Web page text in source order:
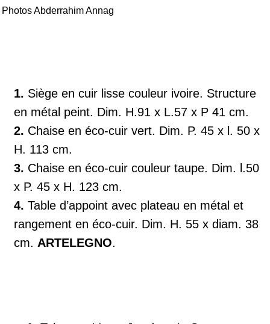
Photos Abderrahim Annag
1. Siège en cuir lisse couleur ivoire. Structure
en métal peint. Dim. H.91 x L.57 x P 41 cm.
2. Chaise en éco-cuir vert. Dim. P. 45 x l. 50 x
H. 113 cm.
3. Chaise en éco-cuir couleur taupe. Dim. l.50
x P. 45 x H. 123 cm.
4. Table d’appoint avec plateau en métal et
rangement en éco-cuir. Dim. H. 55 x diam. 38
cm. ARTELEGNO.